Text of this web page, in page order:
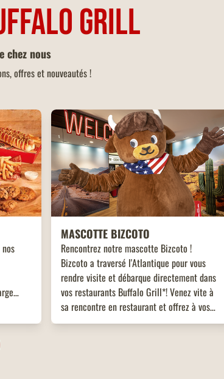
GRILL
chez nous
offres et nouveautés !
MASCOTTE BIZCOTO
Rencontrez notre mascotte Bizcoto !
Bizcoto a traversé l'Atlantique pour vous
rendre visite et débarque directement dans
vos restaurants Buffalo Grill*! Venez vite à
sa rencontre en restaurant et offrez à vos
enfants une expérience unique et mémorable